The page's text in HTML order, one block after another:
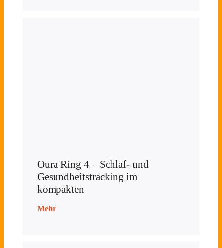
Oura Ring 4 – Schlaf- und
Gesundheitstracking im
kompakten
Mehr